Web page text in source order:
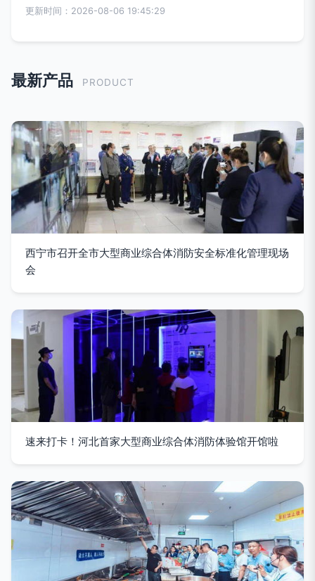
更新时间：2026-08-06 19:45:29
最新产品 PRODUCT
西宁市召开全市大型商业综合体消防安全标准化管理现场
会
速来打卡！河北首家大型商业综合体消防体验馆开馆啦